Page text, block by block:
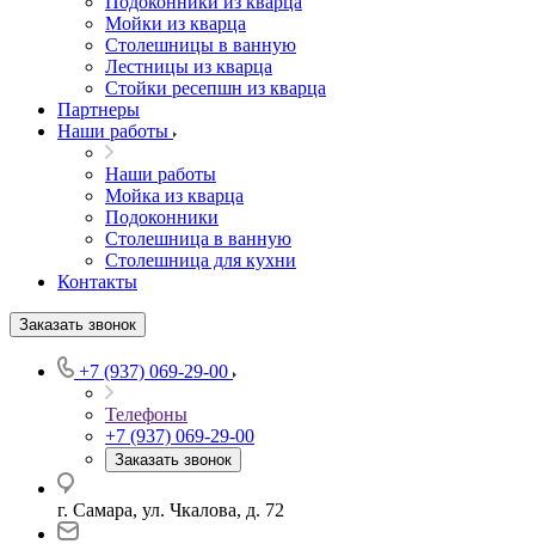
Мойки из кварца
Столешницы в ванную
Лестницы из кварца
Стойки ресепшн из кварца
Партнеры
Наши работы
Наши работы
Мойка из кварца
Подоконники
Столешница в ванную
Столешница для кухни
Контакты
Заказать звонок
+7 (937) 069-29-00
Телефоны
+7 (937) 069-29-00
Заказать звонок
г. Самара, ул. Чкалова, д. 72